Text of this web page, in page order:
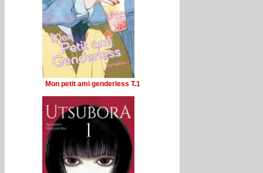
Mon petit ami genderless T.1